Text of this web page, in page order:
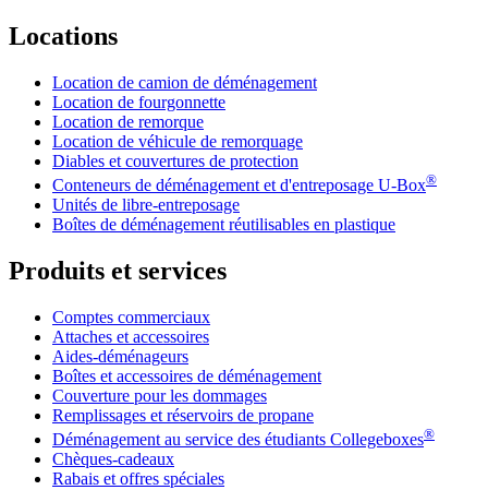
Locations
Location de camion de déménagement
Location de fourgonnette
Location de remorque
Location de véhicule de remorquage
Diables et couvertures de protection
Conteneurs de déménagement et d'entreposage U-Box®
Unités de libre-entreposage
Boîtes de déménagement réutilisables en plastique
Produits et services
Comptes commerciaux
Attaches et accessoires
Aides-déménageurs
Boîtes et accessoires de déménagement
Couverture pour les dommages
Remplissages et réservoirs de propane
Déménagement au service des étudiants Collegeboxes®
Chèques-cadeaux
Rabais et offres spéciales